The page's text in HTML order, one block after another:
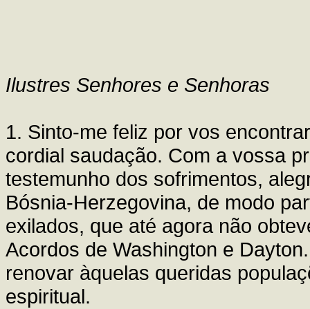
Ilustres Senhores e Senhoras
1. Sinto-me feliz por vos
cordial saudação. Com a vossa
testemunho dos sofrimentos,
Bósnia-Herzegovina, de modo
exilados, que até agora não
Acordos de Washington e
renovar àquelas queridas
espiritual.